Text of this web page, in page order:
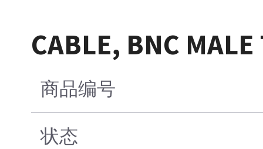
CABLE, BNC
商品编号
状态